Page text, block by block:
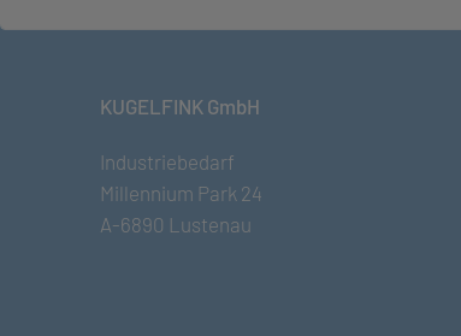
KUGELFINK GmbH
Industriebedarf
Millennium Park 24
A-6890 Lustenau